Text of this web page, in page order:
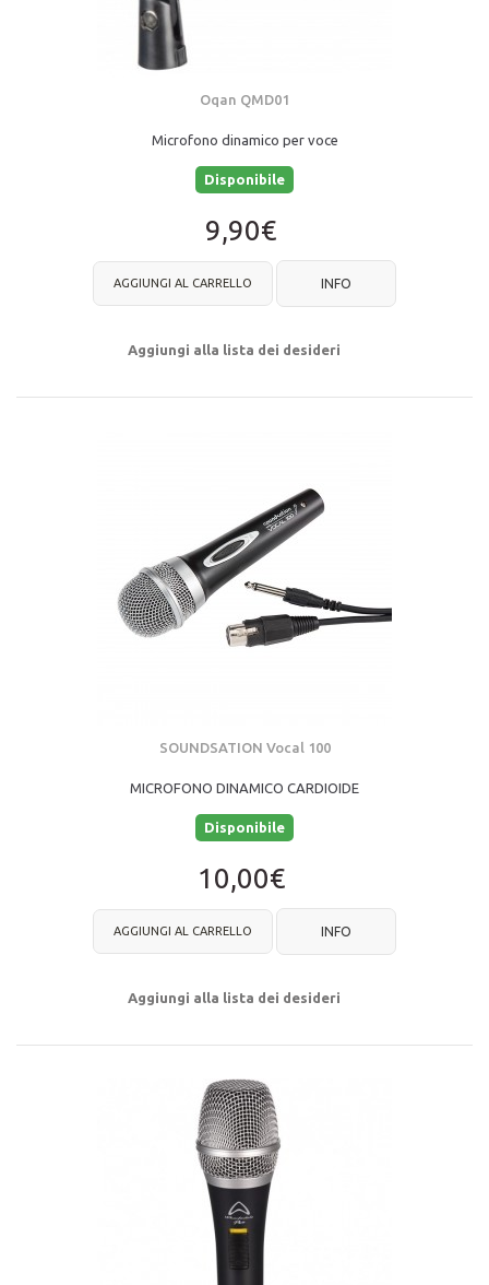
Oqan QMD01
Microfono dinamico per voce
Disponibile
9,90€
AGGIUNGI AL CARRELLO INFO
Aggiungi alla lista dei desideri
SOUNDSATION Vocal 100
MICROFONO DINAMICO CARDIOIDE
Disponibile
10,00€
AGGIUNGI AL CARRELLO INFO
Aggiungi alla lista dei desideri